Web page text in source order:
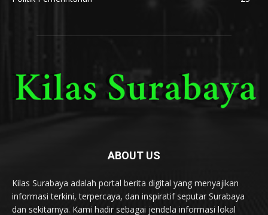
ABOUT US
Kilas Surabaya adalah portal berita digital yang menyajikan
informasi terkini, terpercaya, dan inspiratif seputar Surabaya
dan sekitarnya. Kami hadir sebagai jendela informasi lokal